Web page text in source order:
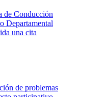
de Conducción
Departamental
una cita
de problemas